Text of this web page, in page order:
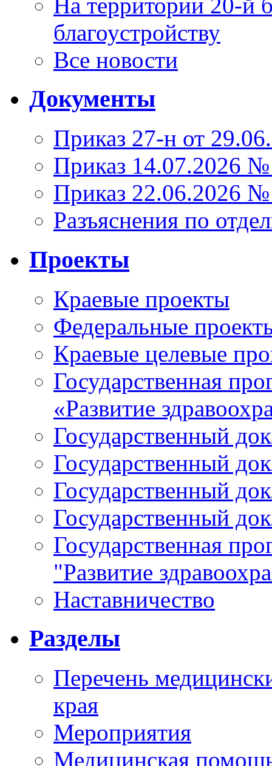
благоустройству
Все новости
Документы
Приказ 27-н от
Приказ 14.07.2026
Приказ 22.06.2026
Разъяснения по
Проекты
Краевые проекты
Федеральные
Краевые целевые
Государственная
«Развитие
Государственный
Государственный
Государственный
Государственный
Государственная
"Развитие
Наставничество
Разделы
Перечень
края
Мероприятия
Медицинская